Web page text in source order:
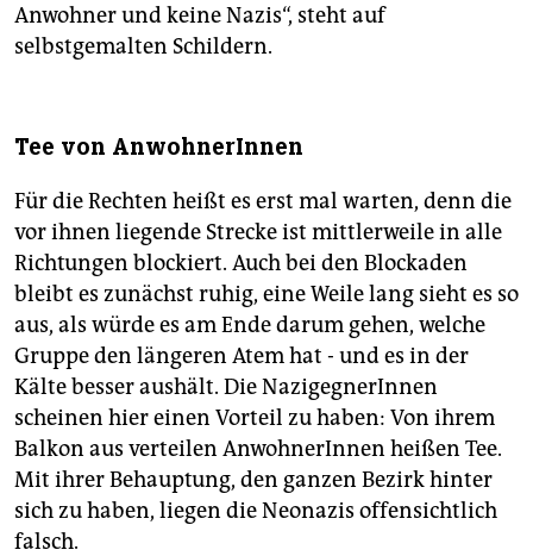
Anwohner und keine Nazis“, steht auf
selbstgemalten Schildern.
Tee von AnwohnerInnen
Für die Rechten heißt es erst mal warten, denn die
vor ihnen liegende Strecke ist mittlerweile in alle
Richtungen blockiert. Auch bei den Blockaden
bleibt es zunächst ruhig, eine Weile lang sieht es so
aus, als würde es am Ende darum gehen, welche
Gruppe den längeren Atem hat - und es in der
Kälte besser aushält. Die NazigegnerInnen
scheinen hier einen Vorteil zu haben: Von ihrem
Balkon aus verteilen AnwohnerInnen heißen Tee.
Mit ihrer Behauptung, den ganzen Bezirk hinter
sich zu haben, liegen die Neonazis offensichtlich
falsch.